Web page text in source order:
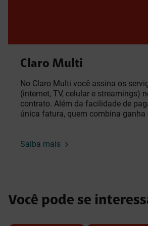
Claro Multi
No Claro Multi você assina os
(internet, TV, celular e streamings)
contrato. Além da facilidade de
única fatura, quem combina ganha
Saiba mais
Você pode se